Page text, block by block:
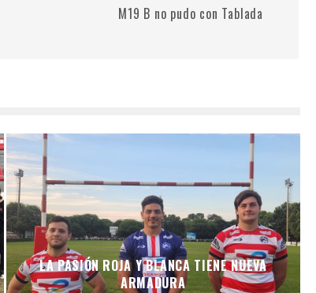
M19 B no pudo con Tablada
LA PASIÓN ROJA Y BLANCA TIENE NUEVA
ARMADURA